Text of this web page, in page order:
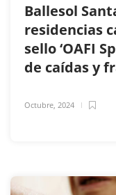
Ballesol
residencias
sello ‘OAFI
de caídas y
Octubre, 2024